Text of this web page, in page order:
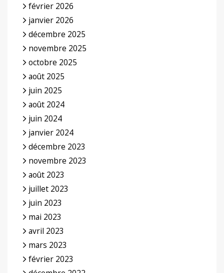
février 2026
janvier 2026
décembre 2025
novembre 2025
octobre 2025
août 2025
juin 2025
août 2024
juin 2024
janvier 2024
décembre 2023
novembre 2023
août 2023
juillet 2023
juin 2023
mai 2023
avril 2023
mars 2023
février 2023